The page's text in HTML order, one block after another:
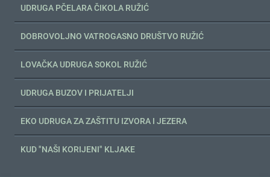
UDRUGA PČELARA ČIKOLA RUŽIĆ
DOBROVOLJNO VATROGASNO DRUŠTVO RUŽIĆ
LOVAČKA UDRUGA SOKOL RUŽIĆ
UDRUGA BUZOV I PRIJATELJI
EKO UDRUGA ZA ZAŠTITU IZVORA I JEZERA
KUD "NAŠI KORIJENI" KLJAKE